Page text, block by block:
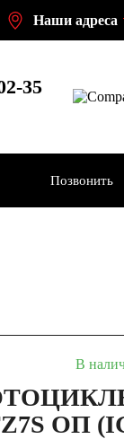
Наши адреса
35
Позвонить
В
ОП